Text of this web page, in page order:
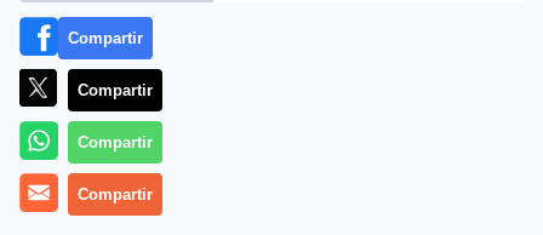
Compartir
Compartir
Compartir
Compartir